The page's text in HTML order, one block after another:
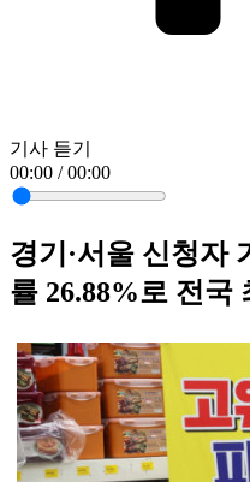
기사 듣기
00:00 / 00:00
경기·서울 신청자
률 26.88%로 전국